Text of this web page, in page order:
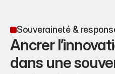
Souveraineté &
Ancrer
dans une